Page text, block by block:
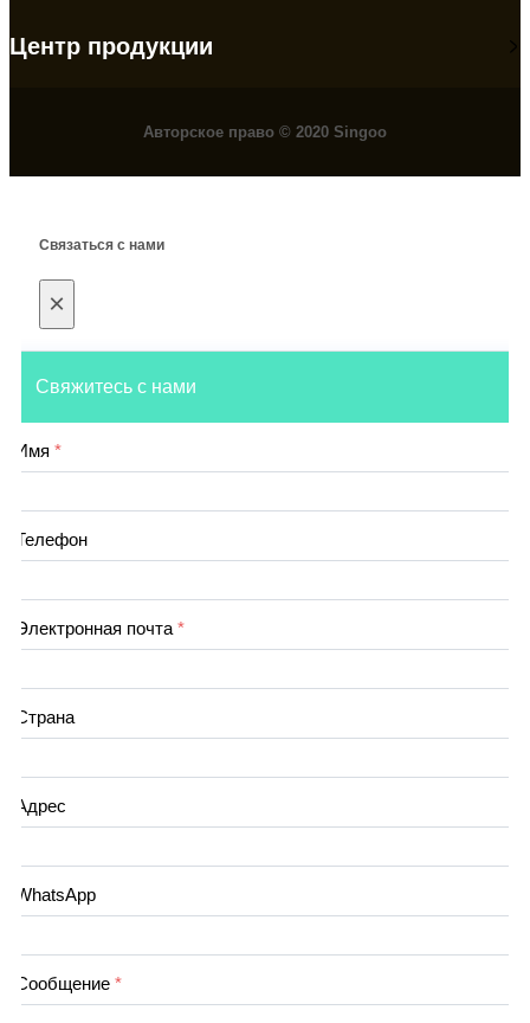
Центр продукции
Авторское право © 2020 Singoo
Связаться с нами
×
Свяжитесь с нами
Имя *
Телефон
Электронная почта *
Страна
Адрес
WhatsApp
Сообщение *